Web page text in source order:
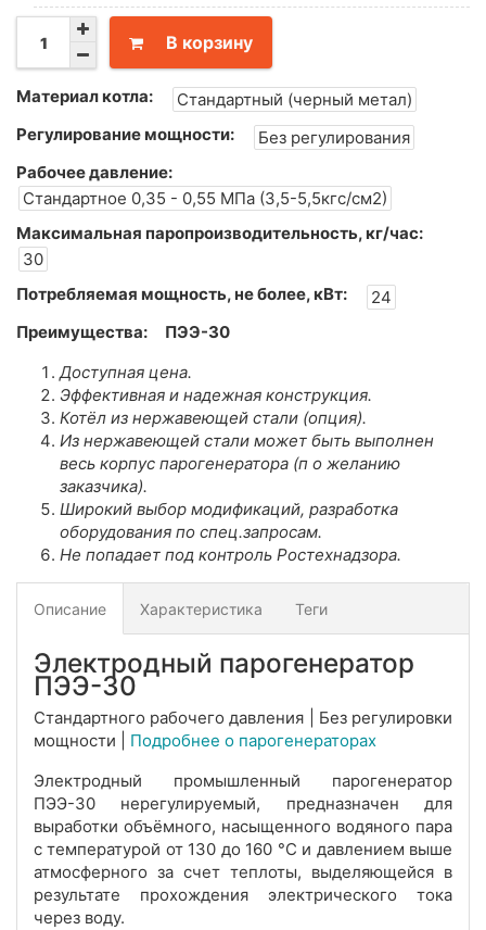
В корзину
Материал котла:
Стандартный (черный метал)
Регулирование мощности:
Без регулирования
Рабочее давление:
Стандартное 0,35 - 0,55 МПа (3,5-5,5кгс/см2)
Максимальная паропроизводительность, кг/час:
30
Потребляемая мощность, не более, кВт:
24
Преимущества:
ПЭЭ-30
Доступная цена.
Эффективная и надежная конструкция.
Котёл из нержавеющей стали (опция).
Из нержавеющей стали может быть выполнен
весь корпус парогенератора (п о желанию
заказчика).
Широкий выбор модификаций, разработка
оборудования по спец.запросам.
Не попадает под контроль Ростехнадзора.
Описание Характеристика Теги
Электродный парогенератор
ПЭЭ-30
Стандартного рабочего давления | Без регулировки
мощности | Подробнее о парогенераторах
Электродный промышленный парогенератор
ПЭЭ-30 нерегулируемый, предназначен для
выработки объёмного, насыщенного водяного пара
с температурой от 130 до 160 °С и давлением выше
атмосферного за счет теплоты, выделяющейся в
результате прохождения электрического тока
через воду.